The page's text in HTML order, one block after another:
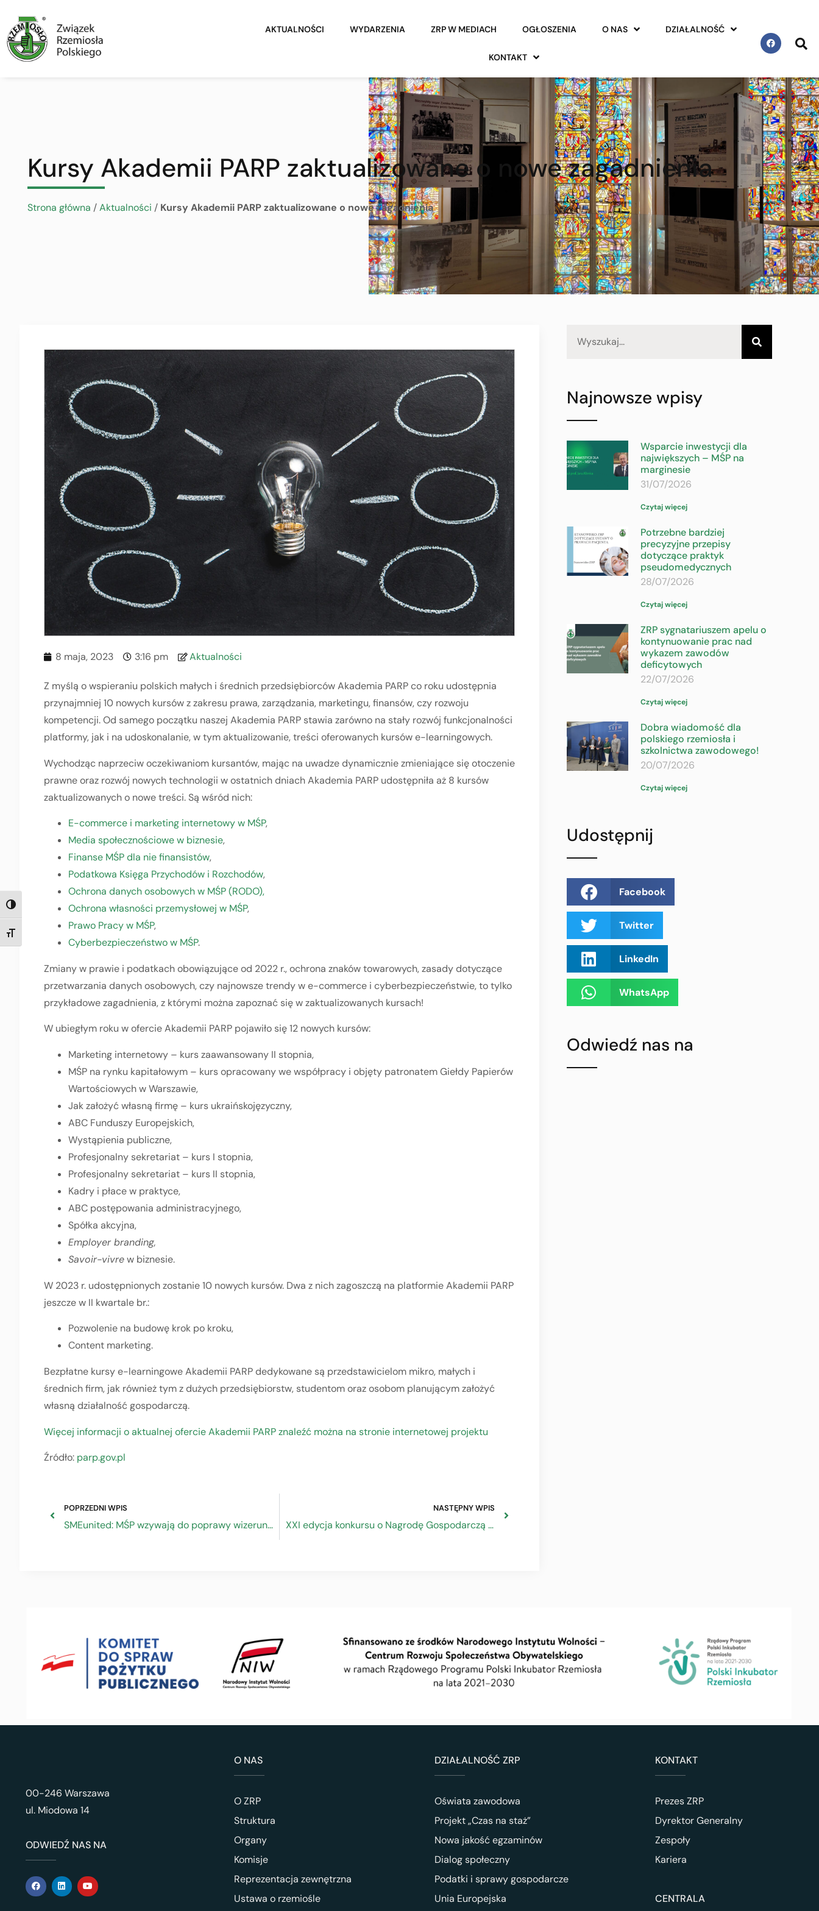
TOGGLE HIGH CONTRAST
TOGGLE FONT SIZE
AKTUALNOŚCI WYDARZENIA ZRP W MEDIACH OGŁOSZENIA O NAS DZIAŁALNOŚĆ
KONTAKT
Kursy Akademii PARP zaktualizowane o nowe zagadnienia
Strona główna /Aktualności / Kursy Akademii PARP zaktualizowane o nowe zagadnienia
8 maja, 2023 3:16 pm Aktualności
Z myślą o wspieraniu polskich małych i średnich przedsiębiorców Akademia PARP co roku udostępnia
przynajmniej 10 nowych kursów z zakresu prawa, zarządzania, marketingu, finansów, czy rozwoju
kompetencji. Od samego początku naszej Akademia PARP stawia zarówno na stały rozwój funkcjonalności
platformy, jak i na udoskonalanie, w tym aktualizowanie, treści oferowanych kursów e-learningowych.
Wychodząc naprzeciw oczekiwaniom kursantów, mając na uwadze dynamicznie zmieniające się otoczenie
prawne oraz rozwój nowych technologii w ostatnich dniach Akademia PARP udostępniła aż 8 kursów
zaktualizowanych o nowe treści. Są wśród nich:
E-commerce i marketing internetowy w MŚP,
Media społecznościowe w biznesie,
Finanse MŚP dla nie finansistów,
Podatkowa Księga Przychodów i Rozchodów,
Ochrona danych osobowych w MŚP (RODO),
Ochrona własności przemysłowej w MŚP,
Prawo Pracy w MŚP,
Cyberbezpieczeństwo w MŚP.
Zmiany w prawie i podatkach obowiązujące od 2022 r., ochrona znaków towarowych, zasady dotyczące
przetwarzania danych osobowych, czy najnowsze trendy w e-commerce i cyberbezpieczeństwie, to tylko
przykładowe zagadnienia, z którymi można zapoznać się w zaktualizowanych kursach!
W ubiegłym roku w ofercie Akademii PARP pojawiło się 12 nowych kursów:
Marketing internetowy – kurs zaawansowany II stopnia,
MŚP na rynku kapitałowym – kurs opracowany we współpracy i objęty patronatem Giełdy Papierów
Wartościowych w Warszawie,
Jak założyć własną firmę – kurs ukraińskojęzyczny,
ABC Funduszy Europejskich,
Wystąpienia publiczne,
Profesjonalny sekretariat – kurs I stopnia,
Profesjonalny sekretariat – kurs II stopnia,
Kadry i płace w praktyce,
ABC postępowania administracyjnego,
Spółka akcyjna,
Employer branding,
Savoir-vivrew biznesie.
W 2023 r. udostępnionych zostanie 10 nowych kursów. Dwa z nich zagoszczą na platformie Akademii PARP
jeszcze w II kwartale br.:
Pozwolenie na budowę krok po kroku,
Content marketing.
Bezpłatne kursy e-learningowe Akademii PARP dedykowane są przedstawicielom mikro, małych i
średnich firm, jak również tym z dużych przedsiębiorstw, studentom oraz osobom planującym założyć
własną działalność gospodarczą.
Więcej informacji o aktualnej ofercie Akademii PARP znaleźć można na stronie internetowej projektu
Źródło: parp.gov.pl
POPRZEDNI WPIS
SMEunited: MŚP wzywają do poprawy wizerunku szkolnictwa zawodowego w celu zlikwidowania luki kwalifikacyjnej
NASTĘPNY WPIS
XXI edycja konkursu o Nagrodę Gospodarczą Prezydenta RP
Najnowsze wpisy
Wsparcie inwestycji dla
największych – MŚP na
marginesie
31/07/2026
Czytaj więcej
Potrzebne bardziej
precyzyjne przepisy
dotyczące praktyk
pseudomedycznych
28/07/2026
Czytaj więcej
ZRP sygnatariuszem apelu o
kontynuowanie prac nad
wykazem zawodów
deficytowych
22/07/2026
Czytaj więcej
Dobra wiadomość dla
polskiego rzemiosła i
szkolnictwa zawodowego!
20/07/2026
Czytaj więcej
Udostępnij
Facebook
Twitter
LinkedIn
WhatsApp
Odwiedź nas na
00-246 Warszawa
ul. Miodowa 14
ODWIEDŹ NAS NA
O NAS
O ZRP
Struktura
Organy
Komisje
Reprezentacja zewnętrzna
Ustawa o rzemiośle
DZIAŁALNOŚĆ ZRP
Oświata zawodowa
Projekt „Czas na staż”
Nowa jakość egzaminów
Dialog społeczny
Podatki i sprawy gospodarcze
Unia Europejska
KONTAKT
Prezes ZRP
Dyrektor Generalny
Zespoły
Kariera
CENTRALA